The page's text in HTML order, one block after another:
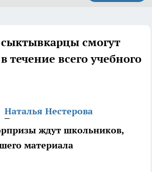
сыктывкарцы смогут
течение всего учебного
Наталья Нестерова
ждут школьников,
материала